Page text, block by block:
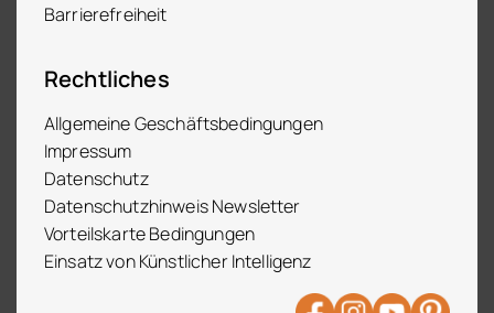
Barrierefreiheit
Rechtliches
Allgemeine Geschäftsbedingungen
Impressum
Datenschutz
Datenschutzhinweis Newsletter
Vorteilskarte Bedingungen
Einsatz von Künstlicher Intelligenz